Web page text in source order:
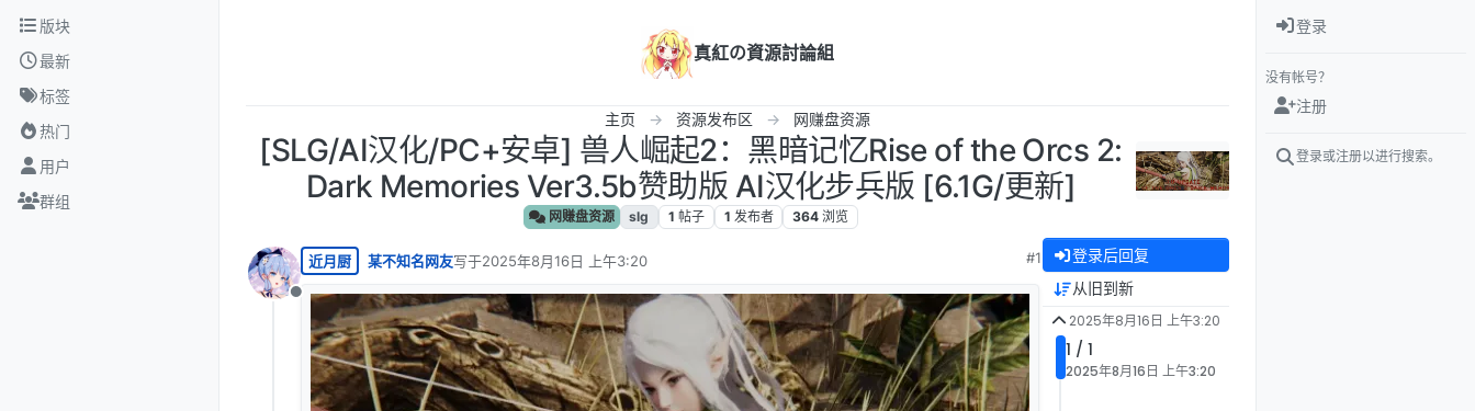
跳转至内容
版块
最新
标签
热门
用户
群组
真紅の資源討論組
主页 资源发布区 网赚盘资源
[SLG/AI汉化/PC+安卓] 兽人崛起2：黑暗记忆Rise of the Orcs 2:
Dark Memories Ver3.5b赞助版 AI汉化步兵版 [6.1G/更新]
网赚盘资源 slg 1 帖子 1 发布者 364 浏览
离线
近月厨 某不知名网友写于2025年8月16日 上午3:20
最后由 编辑
#1 登录后回复
从旧到新
2025年8月16日 上午3:20
1 / 1
2025年8月16日 上午3:20
登录
没有帐号？
注册
登录或注册以进行搜索。